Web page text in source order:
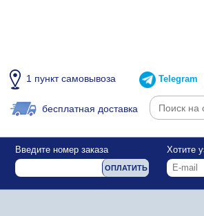
1 пункт самовывоза
бесплатная доставка
Telegram
Введите номер заказа Хотите